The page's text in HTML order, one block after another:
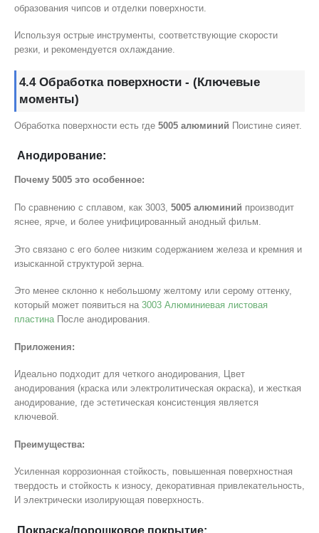
образования чипсов и отделки поверхности.
Используя острые инструменты, соответствующие скорости
резки, и рекомендуется охлаждание.
4.4 Обработка поверхности - (Ключевые
моменты)
Обработка поверхности есть где 5005 алюминий Поистине сияет.
Анодирование:
Почему 5005 это особенное:
По сравнению с сплавом, как 3003, 5005 алюминий производит
яснее, ярче, и более унифицированный анодный фильм.
Это связано с его более низким содержанием железа и кремния и
изысканной структурой зерна.
Это менее склонно к небольшому желтому или серому оттенку,
который может появиться на 3003 Алюминиевая листовая
пластинаПосле анодирования.
Приложения:
Идеально подходит для четкого анодирования, Цвет
анодирования (краска или электролитическая окраска), и жесткая
анодирование, где эстетическая консистенция является
ключевой.
Преимущества:
Усиленная коррозионная стойкость, повышенная поверхностная
твердость и стойкость к износу, декоративная привлекательность,
И электрически изолирующая поверхность.
Покраска/порошковое покрытие: